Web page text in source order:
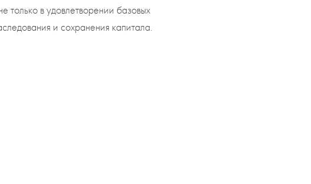
только в удовлетворении базовых
и сохранения капитала.